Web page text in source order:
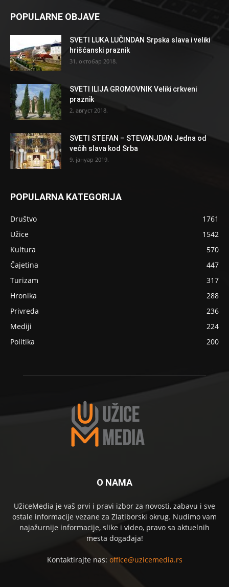
POPULARNE OBJAVE
SVETI LUKA LUČINDAN Srpska slava i veliki
hrišćanski praznik
31. октобар 2018.
SVETI ILIJA GROMOVNIK Veliki crkveni
praznik
2. август 2018.
SVETI STEFAN – STEVANJDAN Jedna od
većih slava kod Srba
9. јануар 2019.
POPULARNA KATEGORIJA
Društvo
1761
Užice
1542
Kultura
570
Čajetina
447
Turizam
317
Hronika
288
Privreda
236
Mediji
224
Politika
200
O NAMA
UžiceMedia je vaš prvi i pravi izbor za novosti, zabavu i sve
ostale informacije vezane za Zlatiborski okrug. Nudimo vam
najažurnije informacije, slike i video, pravo sa aktuelnih
mesta događaja!
Kontaktirajte nas: office@uzicemedia.rs